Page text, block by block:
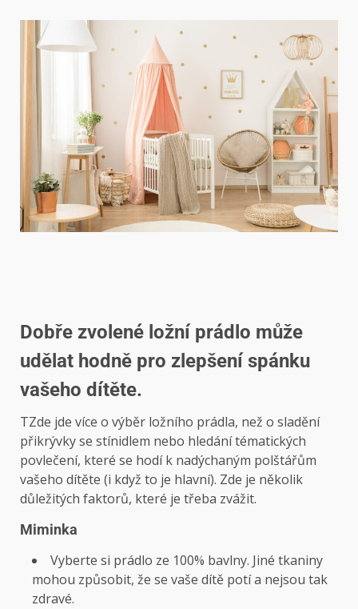
Dobře zvolené ložní prádlo může
udělat hodně pro zlepšení spánku
vašeho dítěte.
TZde jde více o výběr ložního prádla, než o sladění
přikrývky se stínidlem nebo hledání tématických
povlečení, které se hodí k nadýchaným polštářům
vašeho dítěte (i když to je hlavní). Zde je několik
důležitých faktorů, které je třeba zvážit.
Miminka
Vyberte si prádlo ze 100% bavlny. Jiné tkaniny
mohou způsobit, že se vaše dítě potí a nejsou tak
zdravé.